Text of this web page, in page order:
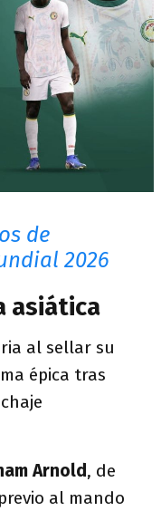
de
2026
asiática
al sellar su
épica tras
Arnold, de
al mando